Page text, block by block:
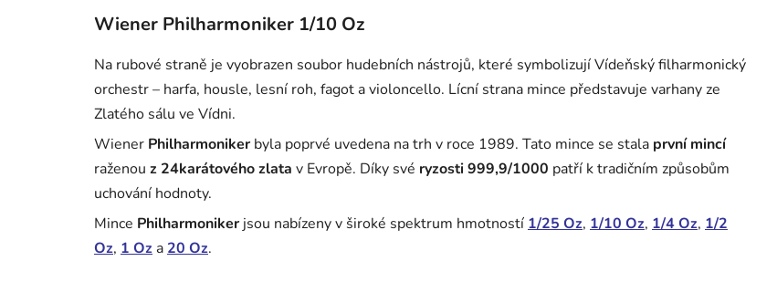
Wiener Philharmoniker 1/10 Oz
Na rubové straně je vyobrazen soubor hudebních nástrojů, které symbolizují Vídeňský filharmonický
orchestr – harfa, housle, lesní roh, fagot a violoncello. Lícní strana mince představuje varhany ze
Zlatého sálu ve Vídni.
Wiener Philharmoniker byla poprvé uvedena na trh v roce 1989. Tato mince se stala první mincí
raženou z 24karátového zlata v Evropě. Díky své ryzosti 999,9/1000 patří k tradičním způsobům
uchování hodnoty.
Mince Philharmoniker jsou nabízeny v široké spektrum hmotností 1/25 Oz, 1/10 Oz, 1/4 Oz, 1/2
Oz, 1 Oz a 20 Oz.